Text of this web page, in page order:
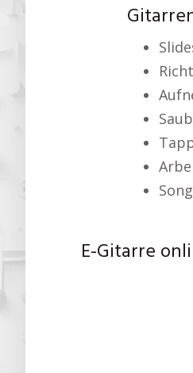
E-Gitarre